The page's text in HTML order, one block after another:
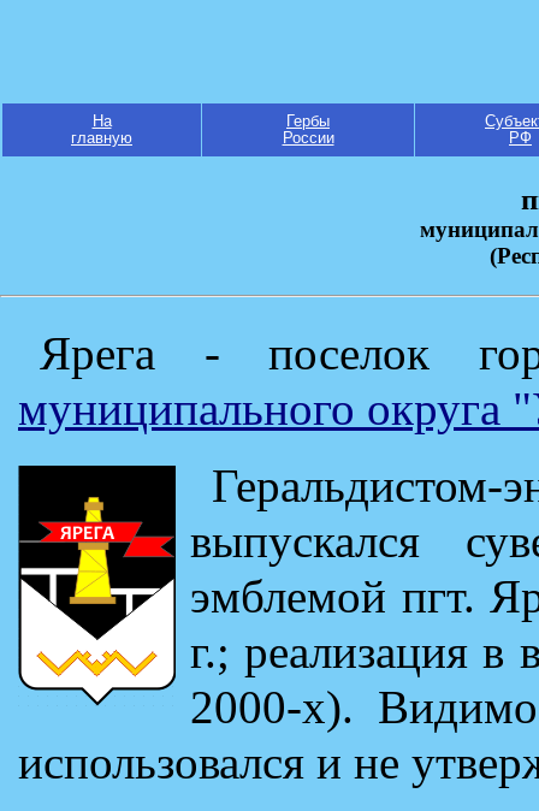
На
главную
Гербы
России
РФ
Ярега - поселок
муниципального округа
выпускался
эмблемой пгт.
г.; реализация в
2000-х).
использовался и не